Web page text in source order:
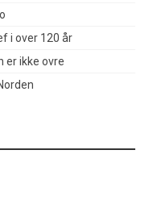
i over 120 år
er ikke ovre